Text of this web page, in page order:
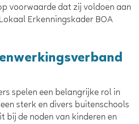
voorwaarde dat zij voldoen aan
Erkenningskader BOA
spelen een belangrijke rol in
sterk en divers buitenschools
bij de noden van kinderen en